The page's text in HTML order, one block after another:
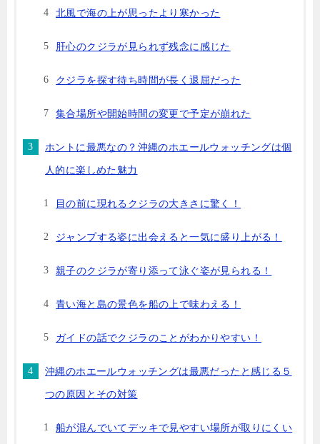
北風で海の上が思ったより寒かった
肝心のクジラが見られず残念に感じた
クジラを探す待ち時間が長く退屈だった
集合場所や開始時間の変更で予定が崩れた
ホントに最悪なの？沖縄のホエールウォッチングは個
人的に楽しめた魅力
目の前に現れるクジラの大きさに驚く！
ジャンプする姿に出会えると一気に盛り上がる！
親子のクジラが寄り添って泳ぐ姿が見られる！
青い海と島の景色を船の上で味わえる！
ガイドの話でクジラのことがわかりやすい！
沖縄のホエールウォッチングは最悪だったと感じる５
つの原因とその対策
船が混んでいてデッキで見やすい場所が取りにくい